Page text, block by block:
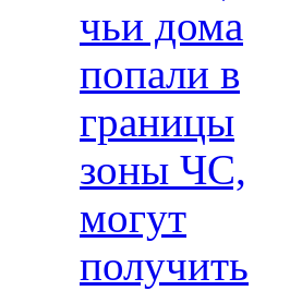
чьи дома
попали в
границы
зоны ЧС,
могут
получить